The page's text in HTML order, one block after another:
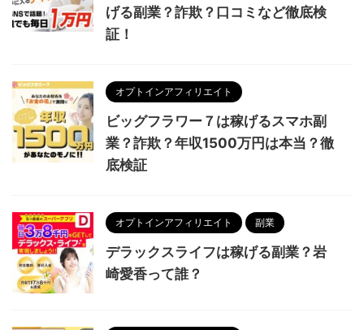
げる副業？詐欺？口コミなど徹底検
証！
オプトインアフィリエイト
ビッグフラワー７は稼げるスマホ副
業？詐欺？年収1500万円は本当？徹
底検証
オプトインアフィリエイト 副業
デラックスライフは稼げる副業？岩
崎愛香って誰？